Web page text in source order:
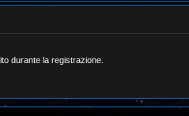
durante la registrazione.